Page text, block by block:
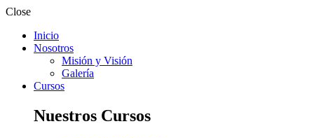
Close
Inicio
Nosotros
Misión y Visión
Galería
Cursos
Nuestros Cursos